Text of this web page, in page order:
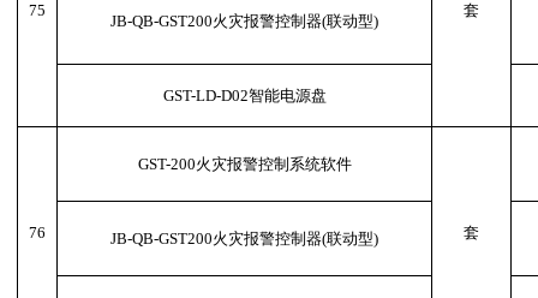
75 套
JB-QB-GST200火灾报警控制器(联动型)
GST-LD-D02智能电源盘
76
GST-200火灾报警控制系统软件
套
JB-QB-GST200火灾报警控制器(联动型)